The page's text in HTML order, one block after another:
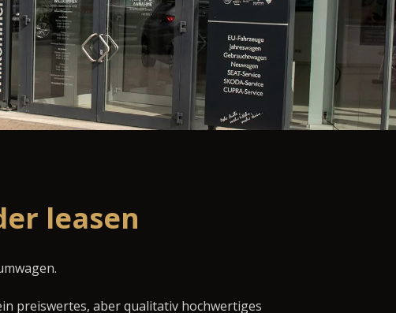
leasen
preiswertes, aber qualitativ hochwertiges